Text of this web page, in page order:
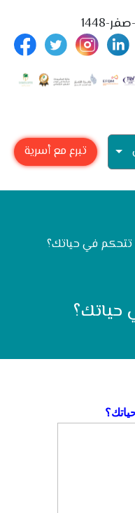
تبرع مع أسرية
في حياتك؟